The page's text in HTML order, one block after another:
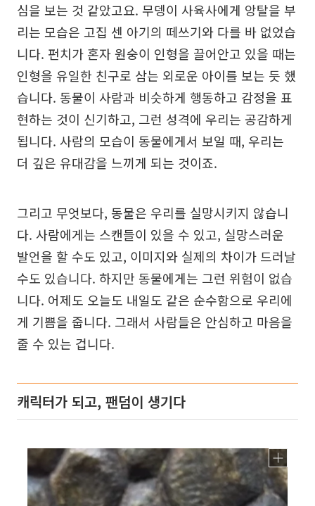
심을 보는 것 같았고요. 무뎅이 사육사에게 앙탈을 부
리는 모습은 고집 센 아기의 떼쓰기와 다를 바 없었습
니다. 펀치가 혼자 원숭이 인형을 끌어안고 있을 때는
인형을 유일한 친구로 삼는 외로운 아이를 보는 듯 했
습니다. 동물이 사람과 비슷하게 행동하고 감정을 표
현하는 것이 신기하고, 그런 성격에 우리는 공감하게
됩니다. 사람의 모습이 동물에게서 보일 때, 우리는
더 깊은 유대감을 느끼게 되는 것이죠.
그리고 무엇보다, 동물은 우리를 실망시키지 않습니
다. 사람에게는 스캔들이 있을 수 있고, 실망스러운
발언을 할 수도 있고, 이미지와 실제의 차이가 드러날
수도 있습니다. 하지만 동물에게는 그런 위험이 없습
니다. 어제도 오늘도 내일도 같은 순수함으로 우리에
게 기쁨을 줍니다. 그래서 사람들은 안심하고 마음을
줄 수 있는 겁니다.
캐릭터가 되고, 팬덤이 생기다